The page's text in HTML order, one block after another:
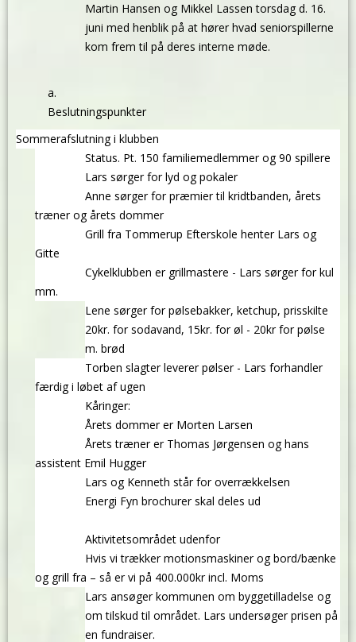
Martin Hansen og Mikkel Lassen torsdag d. 16.
juni med henblik på at hører hvad seniorspillerne
kom frem til på deres interne møde.
Beslutningspunkter
Sommerafslutning i klubben
Status. Pt. 150 familiemedlemmer og 90 spillere
Lars sørger for lyd og pokaler
Anne sørger for præmier til kridtbanden, årets
træner og årets dommer
Grill fra Tommerup Efterskole henter Lars og
Gitte
Cykelklubben er grillmastere - Lars sørger for kul
mm.
Lene sørger for pølsebakker, ketchup, prisskilte
20kr. for sodavand, 15kr. for øl - 20kr for pølse
m. brød
Torben slagter leverer pølser - Lars forhandler
færdig i løbet af ugen
Kåringer:
Årets dommer er Morten Larsen
Årets træner er Thomas Jørgensen og hans
assistent Emil Hugger
Lars og Kenneth står for overrækkelsen
Energi Fyn brochurer skal deles ud
Aktivitetsområdet udenfor
Hvis vi trækker motionsmaskiner og bord/bænke
og grill fra – så er vi på 400.000kr incl. Moms
Lars ansøger kommunen om byggetilladelse og
om tilskud til området. Lars undersøger prisen på
en fundraiser.